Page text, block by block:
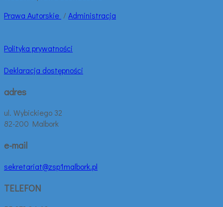
Prawa Autorskie /Administracja
Polityka prywatności
Deklaracja dostępności
adres
ul. Wybickiego 32
82-200 Malbork
e-mail
sekretariat@zsp1malbork.pl
TELEFON